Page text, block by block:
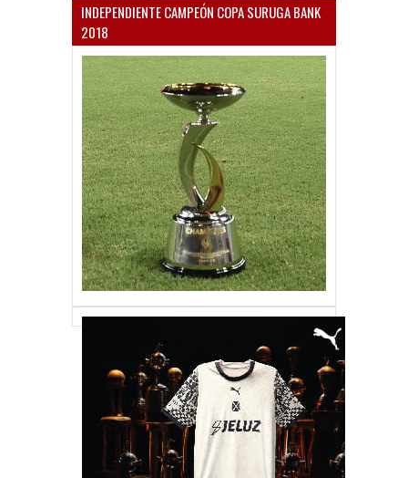
INDEPENDIENTE CAMPEÓN COPA SURUGA BANK
2018